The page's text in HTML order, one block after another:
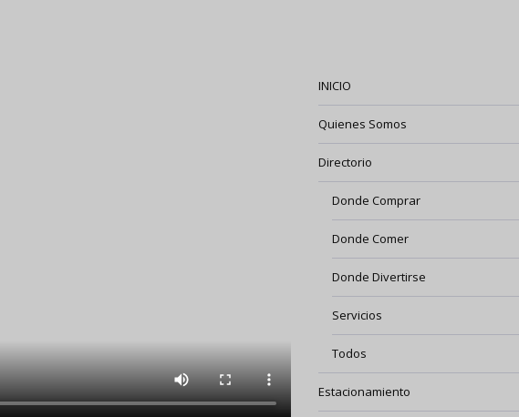
INICIO
Quienes Somos
Directorio
Donde Comprar
Donde Comer
Donde Divertirse
Servicios
Todos
Estacionamiento